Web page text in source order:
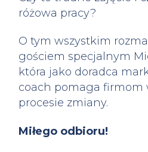
różowa pracy?
O tym wszystkim
gościem specjalnym
która jako doradca
coach pomaga firmom
procesie zmiany.
Miłego odbioru!